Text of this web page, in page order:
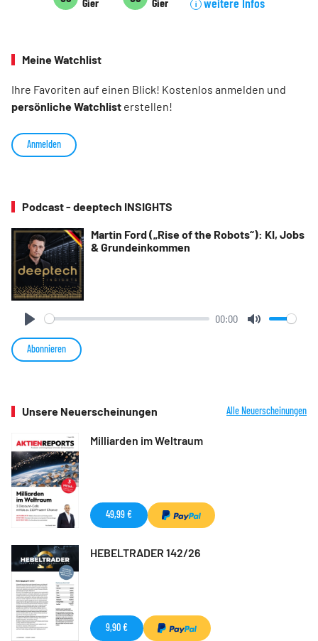
Gier Gier i
Meine Watchlist
Ihre Favoriten auf einen Blick! Kostenlos anmelden und
persönliche Watchlist erstellen!
Anmelden
Podcast - deeptech INSIGHTS
Martin Ford („Rise of the Robots“): KI, Jobs
& Grundeinkommen
Play
00:00
Abonnieren
Unsere Neuerscheinungen Alle Neuerscheinungen
Milliarden im Weltraum
49,99 €
HEBELTRADER 142/26
9,90 €